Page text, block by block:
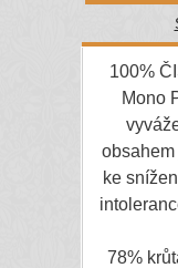
100%
Mono
ke
78%